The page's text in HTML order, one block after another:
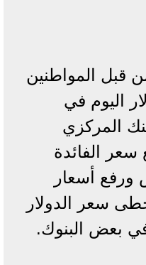
قبل المواطنين
اليوم في
المركزي
سعر الفائدة
ورفع أسعار
سعر الدولار